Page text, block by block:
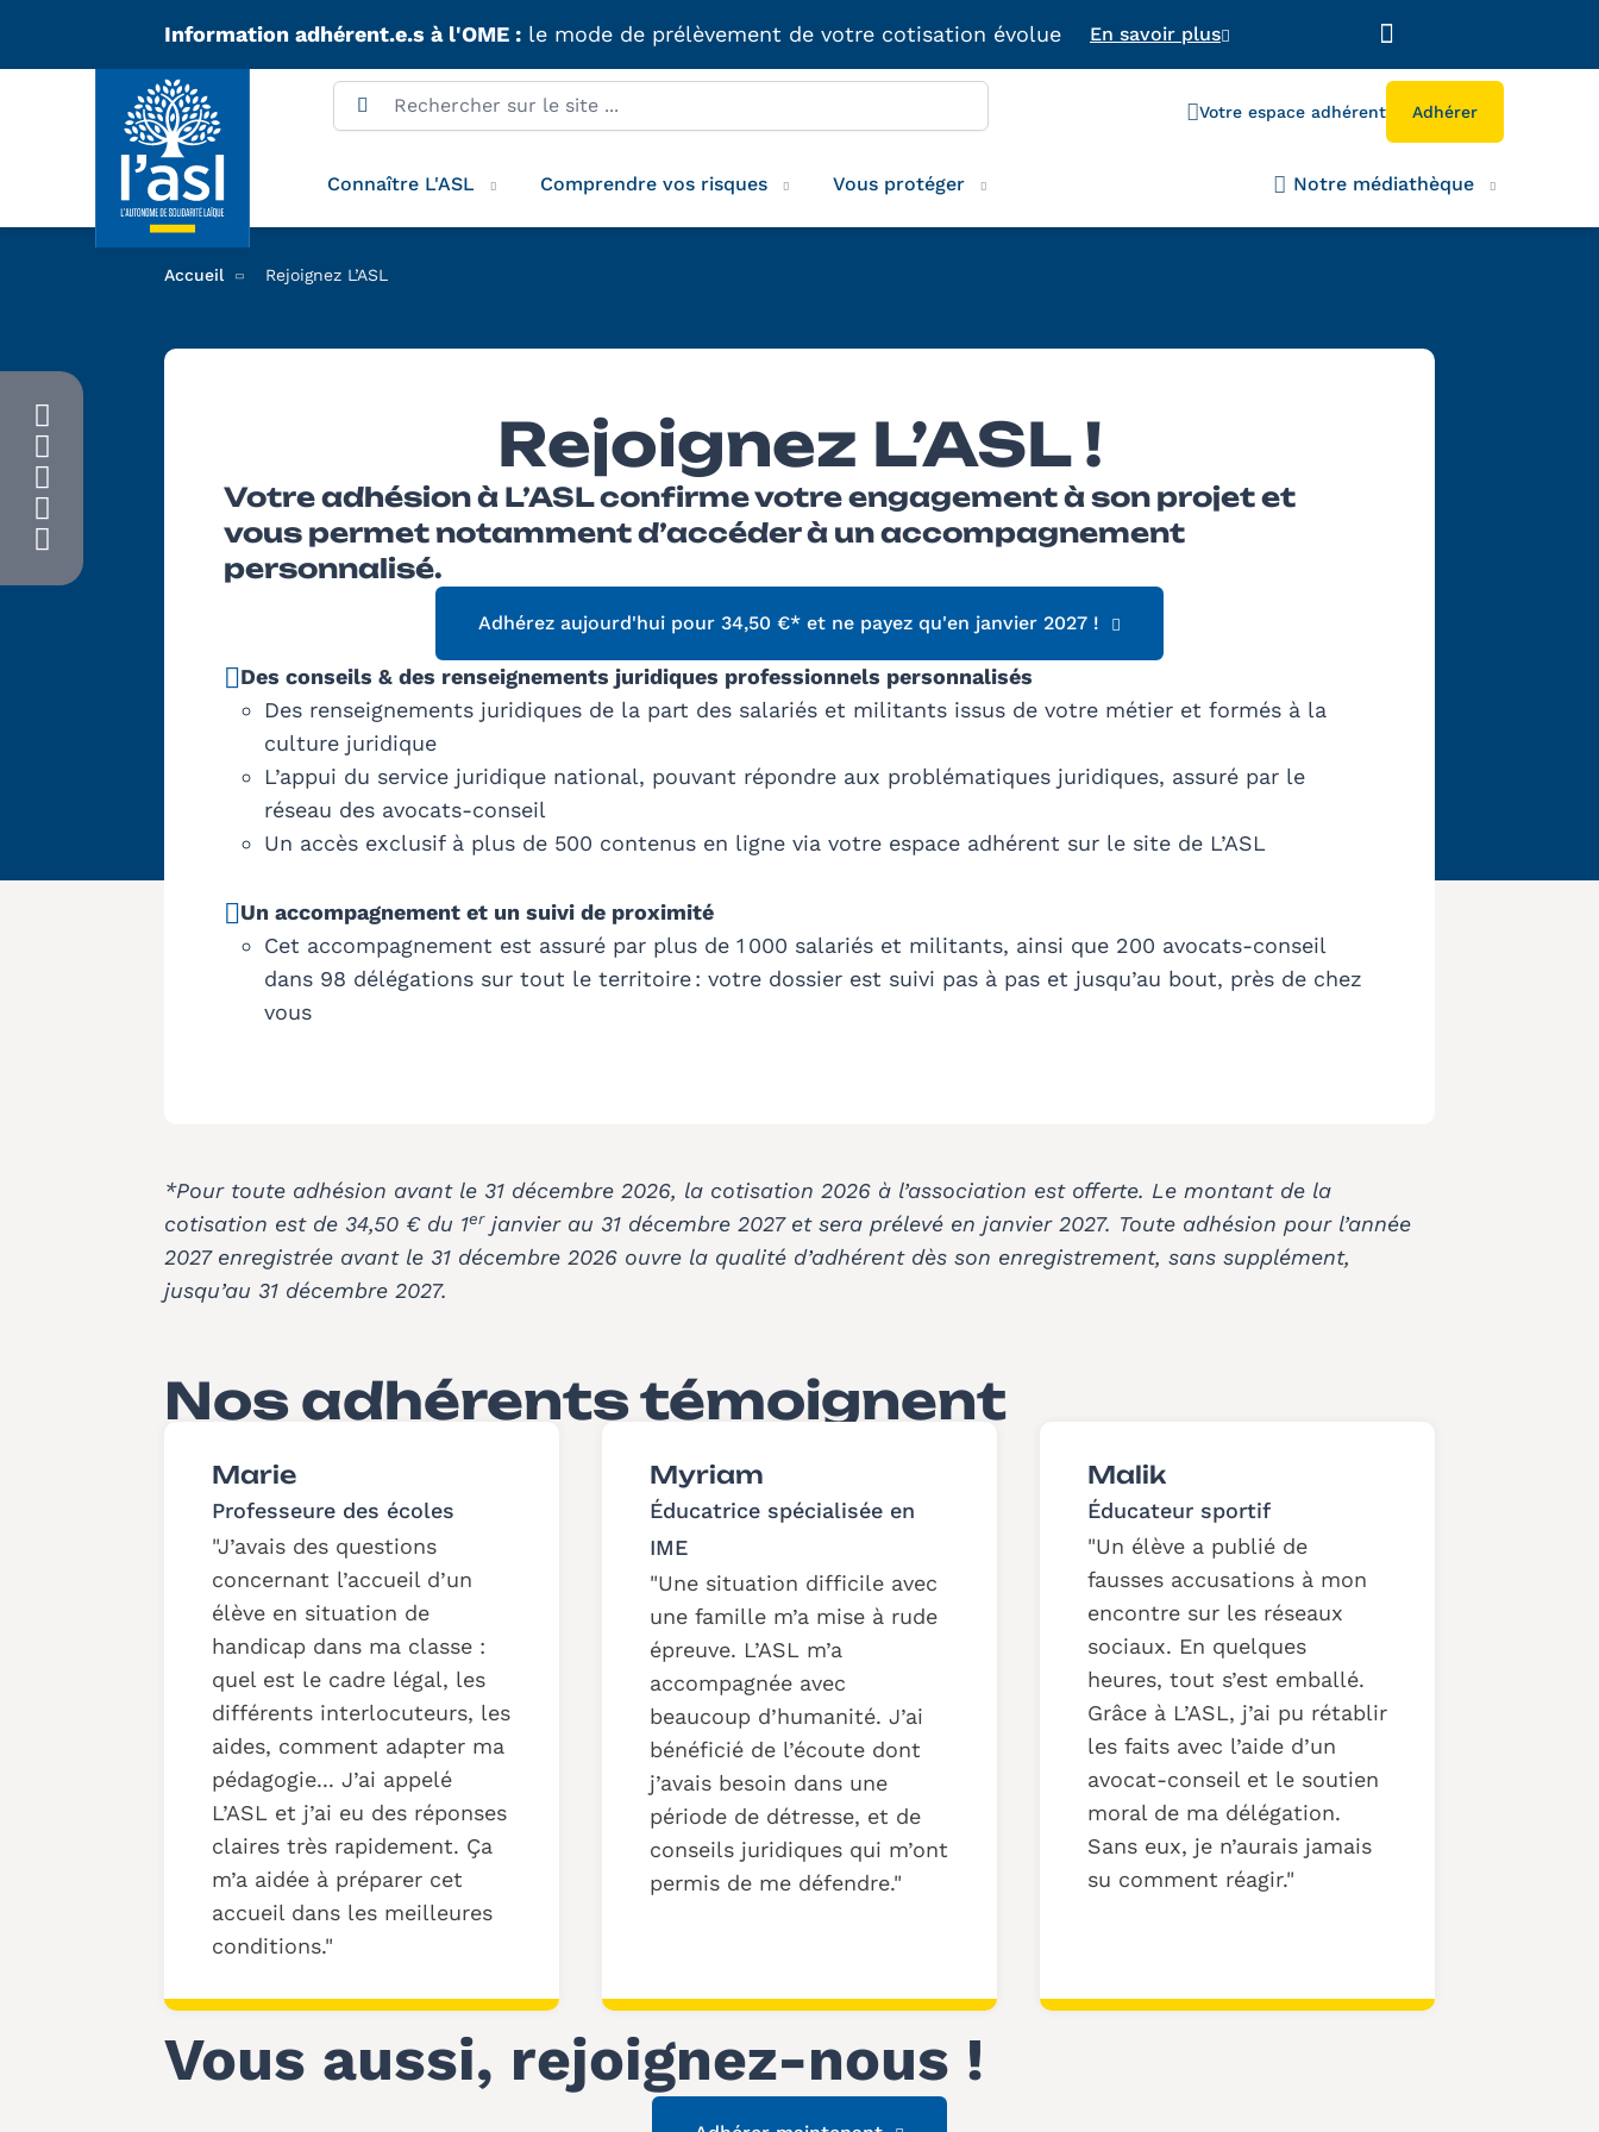
Information adhérent.e.s à l'OME : le mode de prélèvement de votre cotisation évolue En savoir plus
Votre espace adhérent Adhérer
Connaître L'ASL Comprendre vos risques Vous protéger Notre médiathèque
Accueil Rejoignez L’ASL
Rejoignez L’ASL !
Votre adhésion à L’ASL confirme votre engagement à son projet et
vous permet notamment d’accéder à un accompagnement
personnalisé.
Adhérez aujourd'hui pour 34,50 €* et ne payez qu'en janvier 2027 !
Des conseils & des renseignements juridiques professionnels personnalisés
Des renseignements juridiques de la part des salariés et militants issus de votre métier et formés à la
culture juridique
L’appui du service juridique national, pouvant répondre aux problématiques juridiques, assuré par le
réseau des avocats-conseil
Un accès exclusif à plus de 500 contenus en ligne via votre espace adhérent sur le site de L’ASL
Un accompagnement et un suivi de proximité
Cet accompagnement est assuré par plus de 1 000 salariés et militants, ainsi que 200 avocats-conseil
dans 98 délégations sur tout le territoire : votre dossier est suivi pas à pas et jusqu’au bout, près de chez
vous
*Pour toute adhésion avant le 31 décembre 2026, la cotisation 2026 à l’association est offerte. Le montant de la
cotisation est de 34,50 € du 1erjanvier au 31 décembre 2027 et sera prélevé en janvier 2027. Toute adhésion pour l’année
2027 enregistrée avant le 31 décembre 2026 ouvre la qualité d’adhérent dès son enregistrement, sans supplément,
jusqu’au 31 décembre 2027.
Nos adhérents témoignent
Marie
Professeure des écoles
J’avais des questions
concernant l’accueil d’un
élève en situation de
handicap dans ma classe :
quel est le cadre légal, les
différents interlocuteurs, les
aides, comment adapter ma
pédagogie... J’ai appelé
L’ASL et j’ai eu des réponses
claires très rapidement. Ça
m’a aidée à préparer cet
accueil dans les meilleures
conditions.
Myriam
Éducatrice spécialisée en
IME
Une situation difficile avec
une famille m’a mise à rude
épreuve. L’ASL m’a
accompagnée avec
beaucoup d’humanité. J’ai
bénéficié de l’écoute dont
j’avais besoin dans une
période de détresse, et de
conseils juridiques qui m’ont
permis de me défendre.
Malik
Éducateur sportif
Un élève a publié de
fausses accusations à mon
encontre sur les réseaux
sociaux. En quelques
heures, tout s’est emballé.
Grâce à L’ASL, j’ai pu rétablir
les faits avec l’aide d’un
avocat-conseil et le soutien
moral de ma délégation.
Sans eux, je n’aurais jamais
su comment réagir.
Vous aussi, rejoignez-nous !